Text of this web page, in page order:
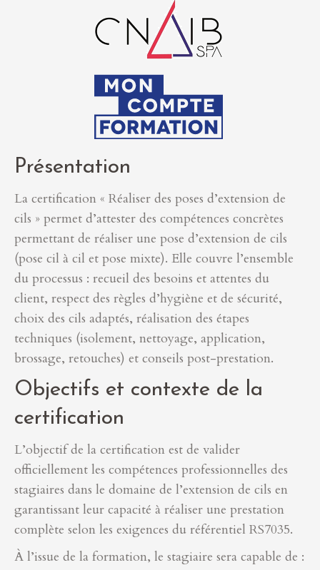
Présentation
La certification « Réaliser des poses d’extension de
cils » permet d’attester des compétences concrètes
permettant de réaliser une pose d’extension de cils
(pose cil à cil et pose mixte). Elle couvre l’ensemble
du processus : recueil des besoins et attentes du
client, respect des règles d’hygiène et de sécurité,
choix des cils adaptés, réalisation des étapes
techniques (isolement, nettoyage, application,
brossage, retouches) et conseils post-prestation.
Objectifs et contexte de la
certification
L’objectif de la certification est de valider
officiellement les compétences professionnelles des
stagiaires dans le domaine de l’extension de cils en
garantissant leur capacité à réaliser une prestation
complète selon les exigences du référentiel RS7035.
À l’issue de la formation, le stagiaire sera capable de :